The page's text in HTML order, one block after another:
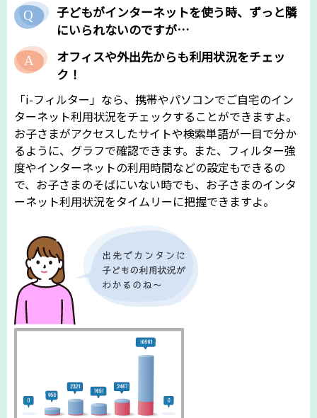
子どもがインターネットを使う時、ずっと隣
にいられないのですが…
オフィスや外出先からも利用状況をチェッ
ク！
「i-フィルター」なら、携帯やパソコンでご自宅のイン
ターネット利用状況をチェックすることができますよ。
お子さまがアクセスしたサイトや検索単語が一目で分か
るように、グラフで確認できます。また、フィルター強
度やインターネットの利用時間などの設定もできるの
で、お子さまのそばにいない時でも、お子さまのインタ
ーネット利用状況をタイムリーに把握できますよ。